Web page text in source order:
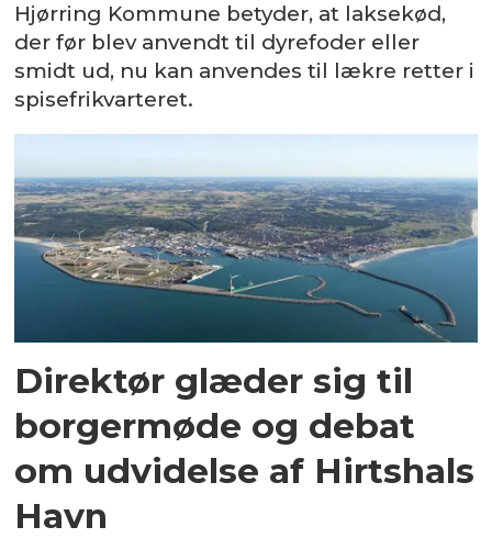
Hjørring Kommune betyder, at laksekød,
der før blev anvendt til dyrefoder eller
smidt ud, nu kan anvendes til lækre retter i
spisefrikvarteret.
Direktør glæder sig til
borgermøde og debat
om udvidelse af Hirtshals
Havn